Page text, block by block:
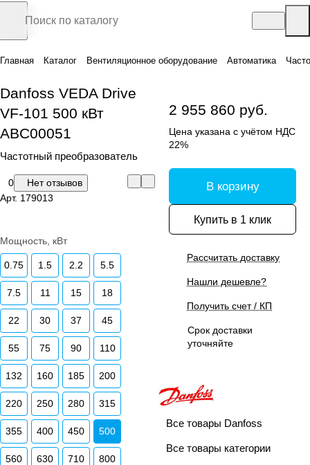
Главная Каталог Вентиляционное оборудование Автоматика
Danfoss VEDA Drive
VF-101 500 кВт
ABC00051
Частотный преобразователь
0
Нет отзывов
Арт. 179013
Мощность, кВт
0.75 1.5 2.2 5.5
7.5 11 15 18
22 30 37 45
55 75 90 110
132 160 185 200
220 250 280 315
355 400 450 500
560 630 710 800
2 955 860 руб.
Цена указана с учётом НДС
22%
В корзину
Купить в 1 клик
Рассчитать доставку
Нашли дешевле?
Получить счет / КП
Срок доставки
уточняйте
Все товары Danfoss
Все товары категории